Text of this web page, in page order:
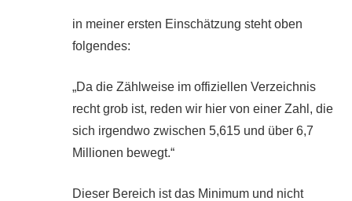
in meiner ersten Einschätzung steht oben
folgendes:
Da die Zählweise im offiziellen Verzeichnis
recht grob ist, reden wir hier von einer Zahl, die
sich irgendwo zwischen 5,615 und über 6,7
Millionen bewegt.
Dieser Bereich ist das Minimum und nicht